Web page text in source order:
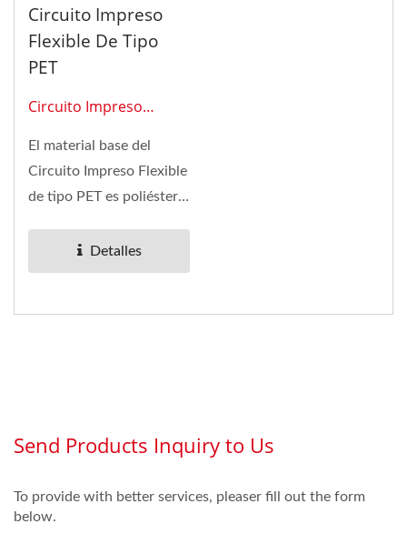
Circuito Impreso
Flexible De Tipo
PET
Circuito Impreso
El material base del
Circuito Impreso Flexible
de tipo PET es poliéster
automotriz Un...
Detalles